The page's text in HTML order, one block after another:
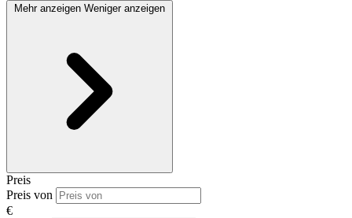
Mehr anzeigen Weniger anzeigen
Preis
Preis von
€